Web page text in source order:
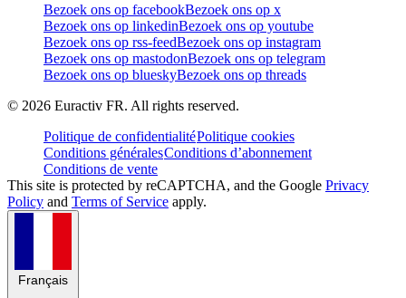
Bezoek ons op facebookBezoek ons op x
Bezoek ons op linkedinBezoek ons op youtube
Bezoek ons op rss-feedBezoek ons op instagram
Bezoek ons op mastodonBezoek ons op telegram
Bezoek ons op blueskyBezoek ons op threads
© 2026 Euractiv FR. All rights reserved.
Politique de confidentialitéPolitique cookies
Conditions généralesConditions d’abonnement
Conditions de vente
This site is protected by reCAPTCHA, and the Google Privacy
Policy and Terms of Service apply.
Français